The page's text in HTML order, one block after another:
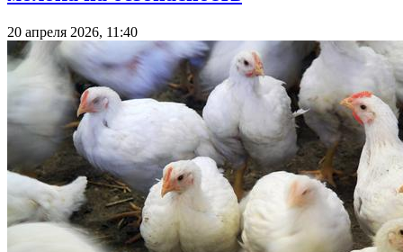
20 апреля 2026, 11:40